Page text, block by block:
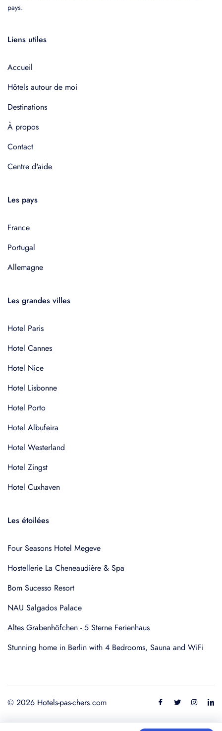
pays.
Liens utiles
Accueil
Hôtels autour de moi
Destinations
À propos
Contact
Centre d'aide
Les pays
France
Portugal
Allemagne
Les grandes villes
Hotel Paris
Hotel Cannes
Hotel Nice
Hotel Lisbonne
Hotel Porto
Hotel Albufeira
Hotel Westerland
Hotel Zingst
Hotel Cuxhaven
Les étoilées
Four Seasons Hotel Megeve
Hostellerie La Cheneaudière & Spa
Bom Sucesso Resort
NAU Salgados Palace
Altes Grabenhöfchen - 5 Sterne Ferienhaus
Stunning home in Berlin with 4 Bedrooms, Sauna and WiFi
© 2026 Hotels-pas-chers.com